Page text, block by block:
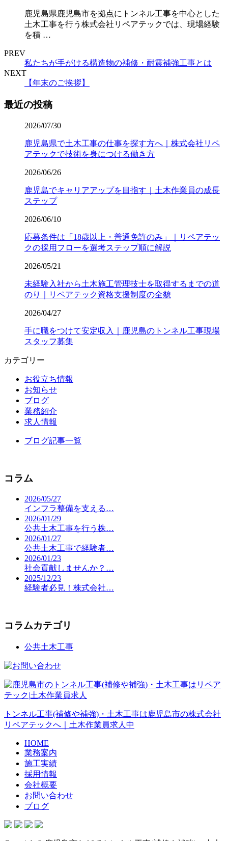
鹿児島県鹿児島市を拠点にトンネル工事を中心とした
土木工事を行う株式会社リペアテックでは、現場経験
を積 …
PREV
私たちが手がける構造物の補修・耐震補強工事とは
NEXT
【年末のご挨拶】
最近の投稿
2026/07/30
鹿児島県で土木工事の仕事を探す方へ｜株式会社リペ
アテックで技術を身につける働き方
2026/06/26
鹿児島でキャリアアップを目指す｜土木作業員の成長
ステップ
2026/06/10
応募条件は「18歳以上・普通免許のみ」｜リペアテッ
クの採用フローを選考ステップ順に解説
2026/05/21
未経験入社から土木施工管理技士を取得するまでの道
のり｜リペアテック資格支援制度の全貌
2026/04/27
手に職をつけて安定収入｜鹿児島のトンネル工事現場
スタッフ募集
カテゴリー
お役立ち情報
お知らせ
ブログ
業務紹介
求人情報
ブログ記事一覧
コラム
2026/05/27
インフラ整備を支える…
2026/01/29
公共土木工事を行う株…
2026/01/27
公共土木工事で経験者…
2026/01/23
社会貢献しませんか？…
2025/12/23
経験者必見！株式会社…
コラムカテゴリ
公共土木工事
トンネル工事(補修や補強)・土木工事は鹿児島市の株式会社
リペアテックへ｜土木作業員求人中
HOME
業務案内
施工実績
採用情報
会社概要
お問い合わせ
ブログ